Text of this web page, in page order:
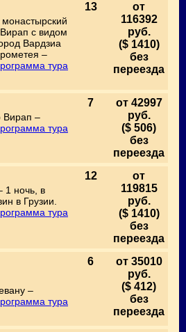
с видом
Вардзиа
–
13
от
116392
руб.
($ 1410)
без
переезда
Вирап –
7
от 42997
руб.
($ 506)
без
переезда
1 ночь, в
в Грузии.
12
от
119815
руб.
($ 1410)
без
переезда
–
6
от 35010
руб.
($ 412)
без
переезда